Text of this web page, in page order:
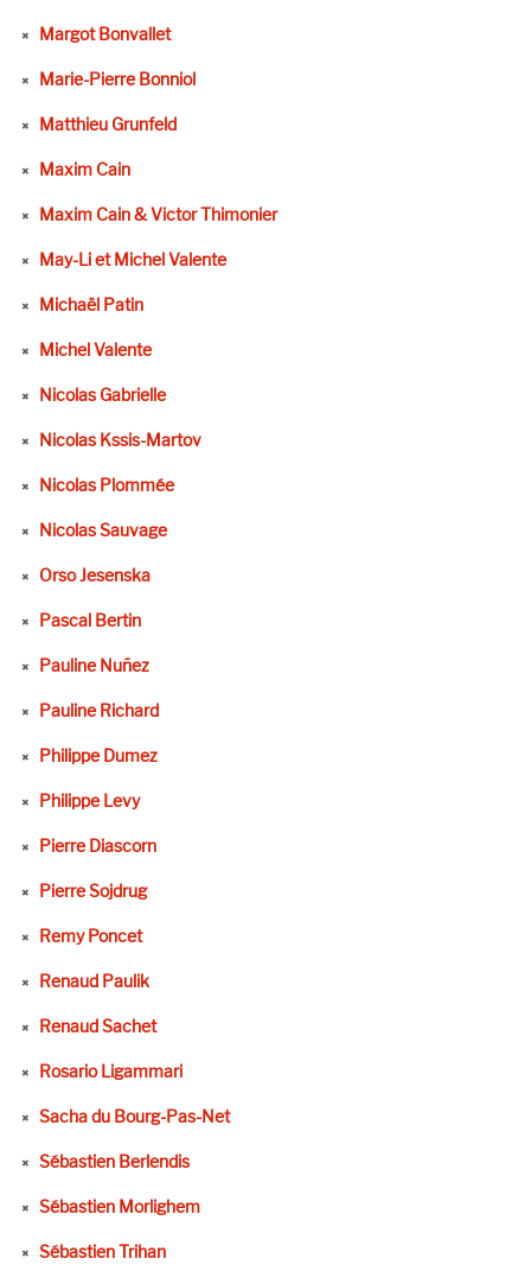
Margot Bonvallet
Marie-Pierre Bonniol
Matthieu Grunfeld
Maxim Cain
Maxim Cain & Victor Thimonier
May-Li et Michel Valente
Michaël Patin
Michel Valente
Nicolas Gabrielle
Nicolas Kssis-Martov
Nicolas Plommée
Nicolas Sauvage
Orso Jesenska
Pascal Bertin
Pauline Nuñez
Pauline Richard
Philippe Dumez
Philippe Levy
Pierre Diascorn
Pierre Sojdrug
Remy Poncet
Renaud Paulik
Renaud Sachet
Rosario Ligammari
Sacha du Bourg-Pas-Net
Sébastien Berlendis
Sébastien Morlighem
Sébastien Trihan